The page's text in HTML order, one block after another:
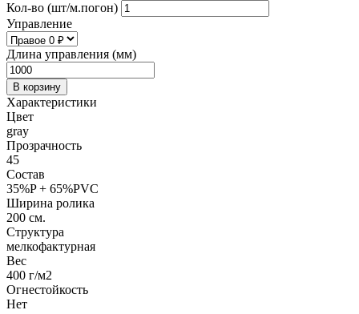
Кол-во (шт/м.погон)
Управление
Длина управления (мм)
В корзину
Характеристики
Цвет
gray
Прозрачность
45
Состав
35%P + 65%PVC
Ширина ролика
200 см.
Структура
мелкофактурная
Вес
400 г/м2
Огнестойкость
Нет